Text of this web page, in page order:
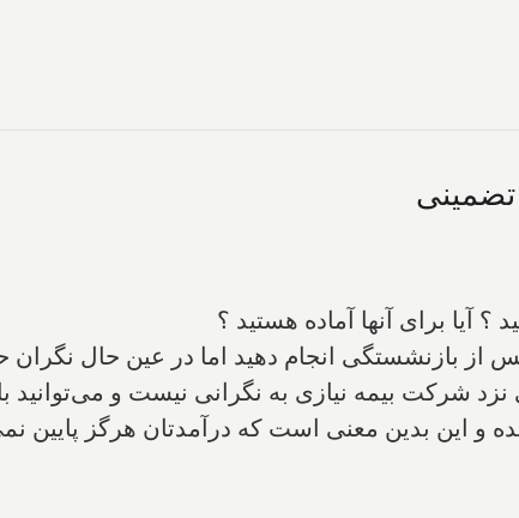
آیا برای آنها آماده هستید ؟
از بازنشستگی انجام دهید اما در عین حال
شرکت بیمه نیازی به نگرانی نیست و می‌توانید
و این بدین معنی است که درآمدتان هرگز پایین